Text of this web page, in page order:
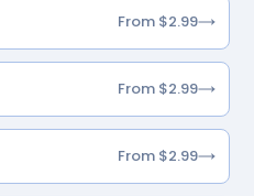
From $2.99
From $2.99
From $2.99